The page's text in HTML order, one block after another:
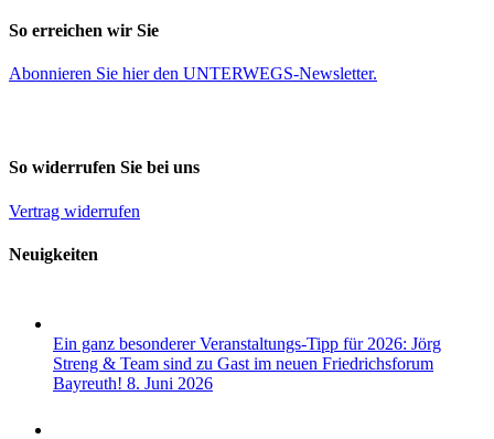
So erreichen wir Sie
Abonnieren Sie hierden UNTERWEGS-Newsletter.
So widerrufen Sie bei uns
Vertrag widerrufen
Neuigkeiten
Ein ganz besonderer Veranstaltungs-Tipp für 2026: Jörg
Streng & Team sind zu Gast im neuen Friedrichsforum
Bayreuth! 8. Juni 2026